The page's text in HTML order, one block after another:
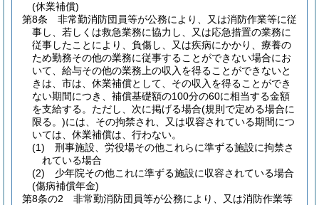
(休業補償)
第8条
非常勤消防団員等が公務により、又は消防作業等に従
事し、若しくは救急業務に協力し、又は応急措置の業務に
従事したことにより、負傷し、又は疾病にかかり、療養の
ため勤務その他の業務に従事することができない場合にお
いて、給与その他の業務上の収入を得ることができないと
きは、市は、休業補償として、その収入を得ることができ
ない期間につき、補償基礎額の100分の60に相当する金額
を支給する。 ただし、次に掲げる場合(規則で定める場合に
限る。)には、その拘禁され、又は収容されている期間につ
いては、休業補償は、行わない。
(1)
刑事施設、労役場その他これらに準ずる施設に拘禁さ
れている場合
(2)
少年院その他これに準ずる施設に収容されている場合
(傷病補償年金)
第8条の2
非常勤消防団員等が公務により、又は消防作業等